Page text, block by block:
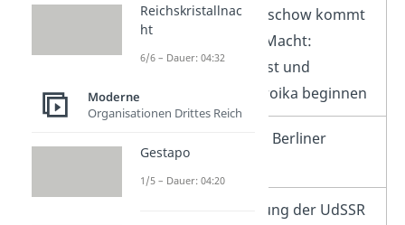
1985
Gorbatschow kommt
an die Macht:
Glasnost und
Perestroika beginnen
Fall der Berliner
Auflösung der UdSSR
Reichskristallnac
ht
6/6 – Dauer: 04:32
Moderne
Organisationen Drittes Reich
Gestapo
1/5 – Dauer: 04:20